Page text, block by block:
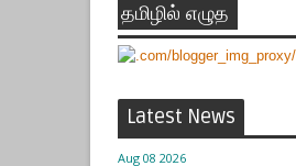
தமிழில் எழுத
Latest News
Aug 08 2026